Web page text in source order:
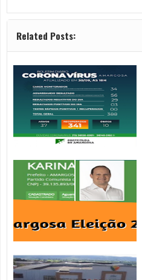
Related Posts: